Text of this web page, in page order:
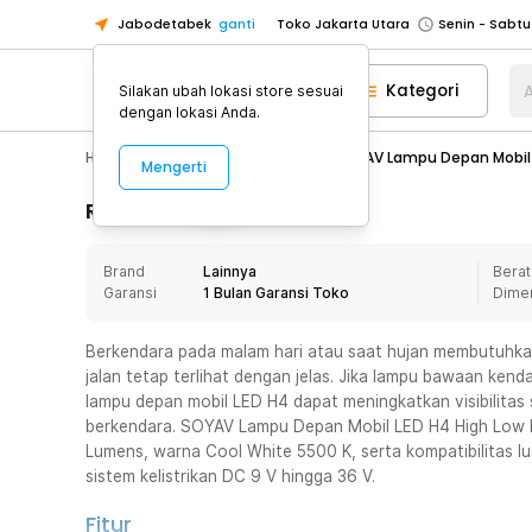
Jabodetabek ganti Toko Jakarta Utara
Toko Tangerang
Toko Cikupa
Pick n Go Jakarta Barat
Senin -
Pick n Go Bekasi
Senin - Jumat
Senin - Jumat
Senin -
Senin -
Toko Tangerang
Toko Cikupa
Pick n Go Jakarta Barat
Senin -
Pick n Go Bekasi
Senin - Jumat
Pick n Go Depok
Kategori
Hobby Mobil SOYAV Lampu Depan
Rincian Produk
Brand
Lainnya
Garansi
1 Bulan Garansi Toko
Berkendara pada malam hari atau saat hujan
jalan tetap terlihat dengan jelas. Jika lampu bawaan
lampu depan mobil LED H4 dapat meningkatkan
berkendara. SOYAV Lampu Depan Mobil LED H4 High
Lumens, warna Cool White 5500 K, serta kompatibilitas
sistem kelistrikan DC 9 V hingga 36 V.
Fitur
Silakan ubah lokasi store sesuai
dengan lokasi Anda.
Mengerti